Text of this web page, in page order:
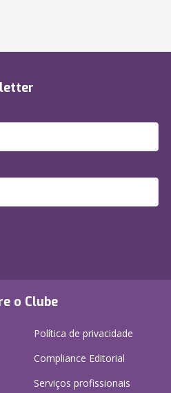
o Clube
Política de privacidade
Compliance Editorial
Serviços profissionais